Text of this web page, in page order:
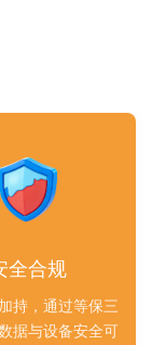
全合规
持，通过等保三
据与设备安全可